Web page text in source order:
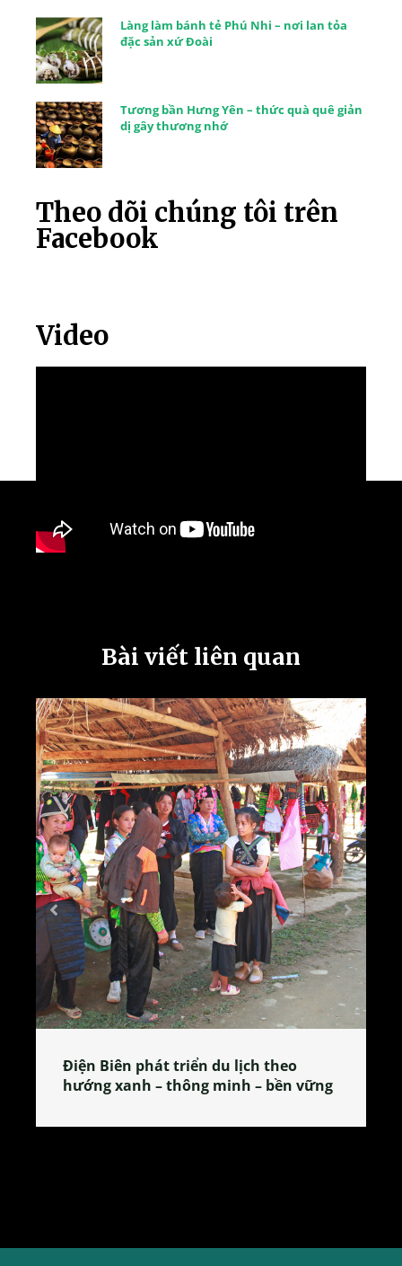
Làng làm bánh tẻ Phú Nhi – nơi lan tỏa
đặc sản xứ Đoài
Tương bần Hưng Yên – thức quà quê giản
dị gây thương nhớ
Theo dõi chúng tôi trên
Facebook
Video
Bài viết liên quan
Làng làm bánh tẻ Phú Nhi – nơi lan
tỏa đặc sản xứ Đoài